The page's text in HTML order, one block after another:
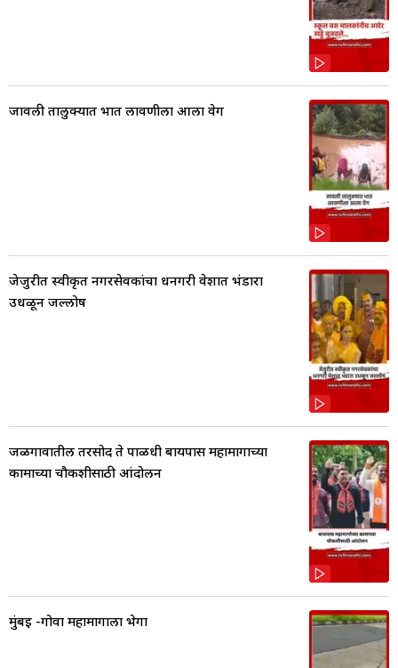
जावली तालुक्यात भात लावणीला आला वेग
जेजुरीत स्वीकृत नगरसेवकांचा धनगरी वेशात भंडारा
उधळून जल्लोष
जळगावातील तरसोद ते पाळधी बायपास महामार्गाच्या
कामाच्या चौकशीसाठी आंदोलन
मुंबई -गोवा महामार्गाला भेगा